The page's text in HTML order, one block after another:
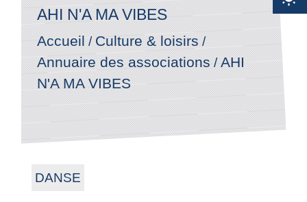
AHI N'A MA VIBES
Accueil /Culture & loisirs/
Annuaire des associations/AHI
N'A MA VIBES
DANSE